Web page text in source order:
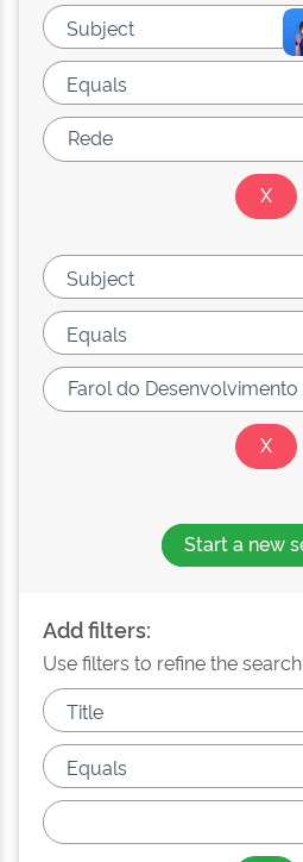
Start a new
Add filters:
Use filters to refine the